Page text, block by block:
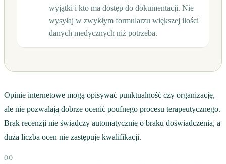
wyjątki i kto ma dostęp do dokumentacji. Nie
wysyłaj w zwykłym formularzu większej ilości
danych medycznych niż potrzeba.
Opinie internetowe mogą opisywać punktualność czy organizację,
ale nie pozwalają dobrze ocenić poufnego procesu terapeutycznego.
Brak recenzji nie świadczy automatycznie o braku doświadczenia, a
duża liczba ocen nie zastępuje kwalifikacji.